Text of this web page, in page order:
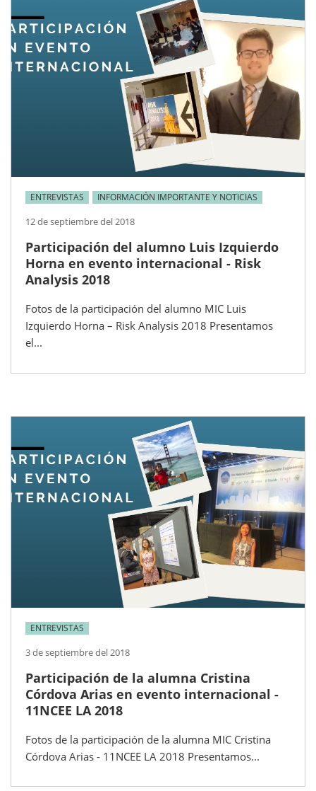
ENTREVISTAS INFORMACIÓN IMPORTANTE Y NOTICIAS
12 de septiembre del 2018
Participación del alumno Luis Izquierdo
Horna en evento internacional - Risk
Analysis 2018
Fotos de la participación del alumno MIC Luis
Izquierdo Horna – Risk Analysis 2018 Presentamos
el...
ENTREVISTAS
3 de septiembre del 2018
Participación de la alumna Cristina
Córdova Arias en evento internacional -
11NCEE LA 2018
Fotos de la participación de la alumna MIC Cristina
Córdova Arias - 11NCEE LA 2018 Presentamos...